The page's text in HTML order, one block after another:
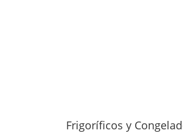
Frigoríficos y